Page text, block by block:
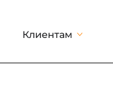
Клиентам